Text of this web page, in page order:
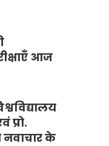
आज
प्रो.
के